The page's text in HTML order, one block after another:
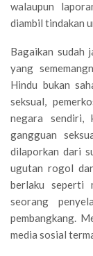
walaupun
diambil tindakan
Bagaikan sudah
yang
Hindu bukan
seksual,
negara sendiri,
gangguan
dilaporkan dari
ugutan rogol
berlaku seperti
seorang
pembangkang.
media sosial